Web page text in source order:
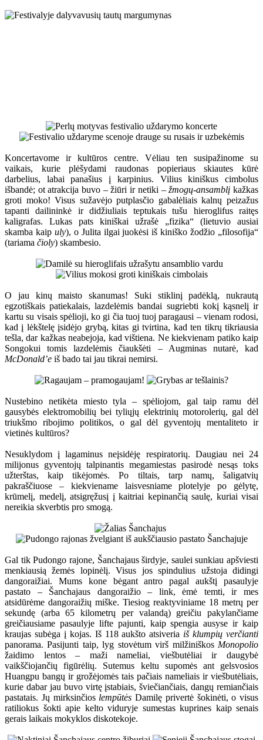
Koncertavome ir kultūros centre. Vėliau ten susipažinome su
vaikais, kurie plėšydami raudonas popieriaus skiautes kūrė
darbelius, labai panašius į karpinius. Vilius kiniškus cimbolus
išbandė; ot atrakcija buvo – žiūri ir netiki –žmogų-ansamblįkažkas
groti moko! Visus sužavėjo putplasčio gabalėliais kalnų peizažus
tapanti dailininkė ir didžiuliais teptukais tušu hieroglifus raitęs
kaligrafas. Lukas pats kiniškai užrašė „fizika“ (lietuvio ausiai
skamba kaip uly), o Julita ilgai juokėsi iš kiniško žodžio „filosofija“
(tariama čioly) skambesio.
O jau kinų maisto skanumas! Suki stiklinį padėklą, nukrautą
egzotiškais patiekalais, lazdelėmis bandai sugriebti kokį kąsnelį ir
kartu su visais spėlioji, ko gi čia tuoj tuoj paragausi – vienam rodosi,
kad į lėkštelę įsidėjo grybą, kitas gi tvirtina, kad ten tikrų tikriausia
tešla, dar kažkas neabejoja, kad vištiena. Ne kiekvienam patiko kaip
Songokui tomis lazdelėmis čiaukšėti – Augminas nutarė, kad
McDonald’e iš bado tai jau tikrai nemirsi.
Nustebino netikėta miesto tyla – spėliojom, gal taip ramu dėl
gausybės elektromobilių bei tyliųjų elektrinių motorolerių, gal dėl
triukšmo ribojimo politikos, o gal dėl gyventojų mentaliteto ir
vietinės kultūros?
Nesuklydom į lagaminus neįsidėję respiratorių. Daugiau nei 24
milijonus gyventojų talpinantis megamiestas pasirodė nesąs toks
užterštas, kaip tikėjomės. Po tiltais, tarp namų, šaligatvių
pakraščiuose – kiekviename laisvesniame plotelyje po gėlytę,
krūmelį, medelį, atsigręžusį į kaitriai kepinančią saulę, kuriai visai
nereikia skverbtis pro smogą.
Gal tik Pudongo rajone, Šanchajaus širdyje, saulei sunkiau apšviesti
menkiausią žemės lopinėlį. Visus jos spindulius užstoja didingi
dangoraižiai. Mums kone bėgant antro pagal aukštį pasaulyje
pastato – Šanchajaus dangoraižio – link, ėmė temti, ir mes
atsidūrėme dangoraižių miške. Tiesiog reaktyviniame 18 metrų per
sekundę (arba 65 kilometrų per valandą) greičiu pakylančiame
greičiausiame pasaulyje lifte pajunti, kaip spengia ausyse ir kaip
kraujas subėga į kojas. Iš 118 aukšto atsiveria iš klumpių verčianti
panorama. Pasijunti taip, lyg stovėtum virš milžiniškos Monopolio
žaidimo lentos – maži nameliai, viešbutėliai ir daugybė
vaikščiojančių figūrėlių. Sutemus keltu supomės ant gelsvosios
Huangpu bangų ir grožėjomės tais pačiais nameliais ir viešbutėliais,
kurie dabar jau buvo virtę įstabiais, šviečiančiais, dangų remiančiais
pastatais. Jų mirksinčios lempūtės Damilę privertė šokinėti, o visus
ratiliokus šokti apie kelto viduryje sumestas kuprines kaip senais
gerais laikais mokyklos diskotekoje.